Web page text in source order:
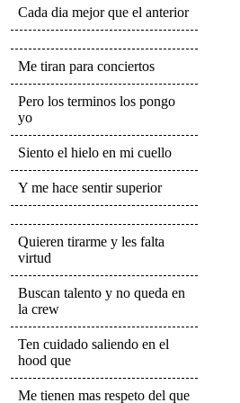
Cada dia mejor que el anterior
Me tiran para conciertos
Pero los terminos los pongo
yo
Siento el hielo en mi cuello
Y me hace sentir superior
Quieren tirarme y les falta
virtud
Buscan talento y no queda en
la crew
Ten cuidado saliendo en el
hood que
Me tienen mas respeto del que